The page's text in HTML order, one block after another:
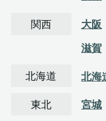
関西 大阪
滋賀
北海道 北海
東北 宮城